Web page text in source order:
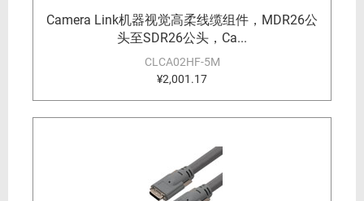
Camera Link机器视觉高柔线缆组件，MDR26公
头至SDR26公头，Ca...
CLCA02HF-5M
¥2,001.17